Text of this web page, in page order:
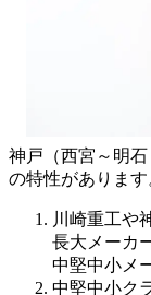
神戸（西宮～明
の特性があります
川崎重工や
長大メーカ
中堅中小メ
中堅中小ク